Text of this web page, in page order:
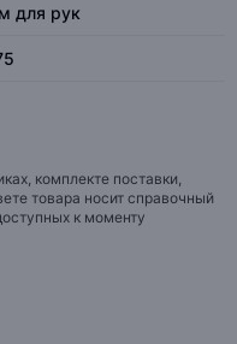
для рук
комплекте поставки,
товара носит справочный
к моменту